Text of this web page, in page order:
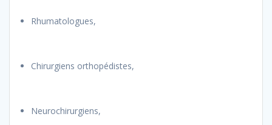
Rhumatologues,
Chirurgiens orthopédistes,
Neurochirurgiens,